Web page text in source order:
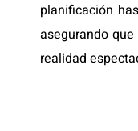
planificación
asegurando
realidad